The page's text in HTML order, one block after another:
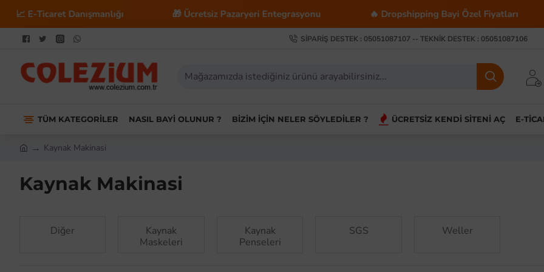
🎁 Ücretsiz Pazaryeri Entegrasyonu 🔥 Dropshipping Bayi Özel Fiyatları 💰
SIPARIŞ DESTEK : 05051087107 -- TEKNIK DESTEK : 05051087106
TÜM KATEGORILER NASIL BAYI OLUNUR ? BIZIM İÇIN NELER SÖYLEDILER ? ÜCRETSIZ KENDI SITENI AÇ E-
Kaynak Makinasi
Kaynak Makinasi
Diğer
Kaynak
Maskeleri
Kaynak
Penseleri
SGS Weller